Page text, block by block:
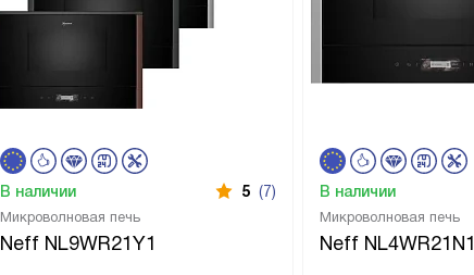
Микроволновая печь
Neff NL9WR21Y1
В наличии 5 (7)
Микроволновая печь
Neff NL4WR21N1
В наличии